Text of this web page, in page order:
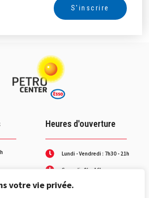
votre vie privée.
S'inscrire
Heures d'ouverture
Lundi - Vendredi : 7h30 - 21h
Samedi : 8h - 16h
Service dépannage les week-